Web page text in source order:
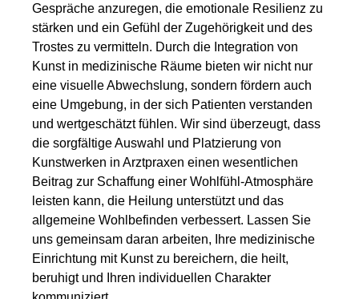
Gespräche anzuregen, die emotionale Resilienz zu
stärken und ein Gefühl der Zugehörigkeit und des
Trostes zu vermitteln. Durch die Integration von
Kunst in medizinische Räume bieten wir nicht nur
eine visuelle Abwechslung, sondern fördern auch
eine Umgebung, in der sich Patienten verstanden
und wertgeschätzt fühlen. Wir sind überzeugt, dass
die sorgfältige Auswahl und Platzierung von
Kunstwerken in Arztpraxen einen wesentlichen
Beitrag zur Schaffung einer Wohlfühl-Atmosphäre
leisten kann, die Heilung unterstützt und das
allgemeine Wohlbefinden verbessert. Lassen Sie
uns gemeinsam daran arbeiten, Ihre medizinische
Einrichtung mit Kunst zu bereichern, die heilt,
beruhigt und Ihren individuellen Charakter